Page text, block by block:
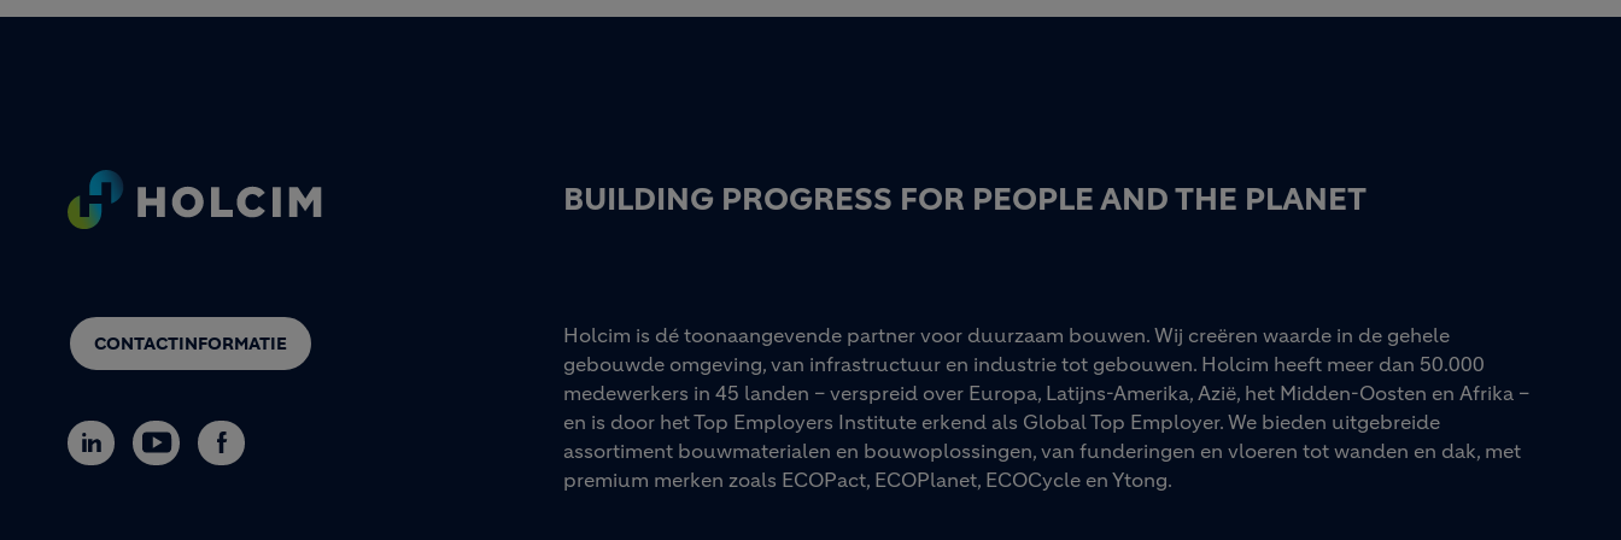
BUILDING PROGRESS FOR PEOPLE AND THE PLANET
CONTACTINFORMATIE
Holcim is dé toonaangevende partner voor duurzaam bouwen. Wij creëren waarde in de gehele
gebouwde omgeving, van infrastructuur en industrie tot gebouwen. Holcim heeft meer dan 50.000
medewerkers in 45 landen – verspreid over Europa, Latijns-Amerika, Azië, het Midden-Oosten en Afrika –
en is door het Top Employers Institute erkend als Global Top Employer. We bieden uitgebreide
assortiment bouwmaterialen en bouwoplossingen, van funderingen en vloeren tot wanden en dak, met
premium merken zoals ECOPact, ECOPlanet, ECOCycle en Ytong.